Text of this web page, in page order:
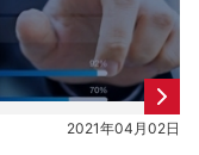
2021年04月02日